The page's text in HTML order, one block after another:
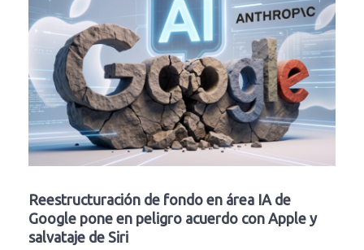
Reestructuración de fondo en área IA de
Google pone en peligro acuerdo con Apple y
salvataje de Siri